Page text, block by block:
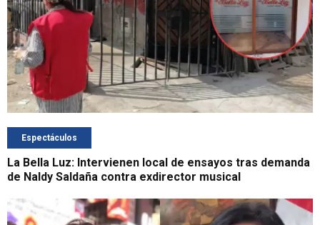
Espectáculos
La Bella Luz: Intervienen local de ensayos tras demanda
de Naldy Saldaña contra exdirector musical